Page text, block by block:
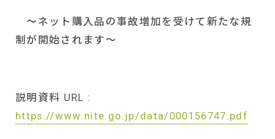
～ネット購入品の事故増加を受けて新たな規
制が開始されます～
説明資料 URL :
https://www.nite.go.jp/data/000156747.pdf